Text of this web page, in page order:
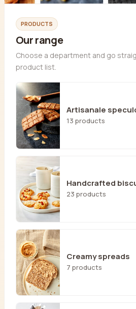
PRODUCTS
Our range
Choose a department and go
product list.
Artisanale
13 products
Handcrafted
23 products
Creamy spreads
7 products